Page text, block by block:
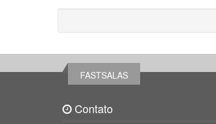
FASTSALAS
Contato